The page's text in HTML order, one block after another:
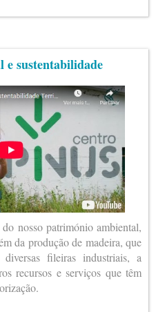
sustentabilidade
nosso património ambiental,
da produção de madeira, que
fileiras industriais, a
recursos e serviços que têm